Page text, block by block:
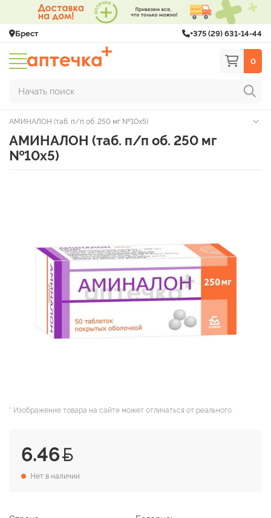
Брест +375 (29) 631-14-44
0
Начать поиск
АМИНАЛОН (таб. п/п об. 250 мг №10х5)
АМИНАЛОН (таб. п/п об. 250 мг
№10х5)
* Изображение товара на сайте может отличаться от реального.
6.46
Нет в наличии